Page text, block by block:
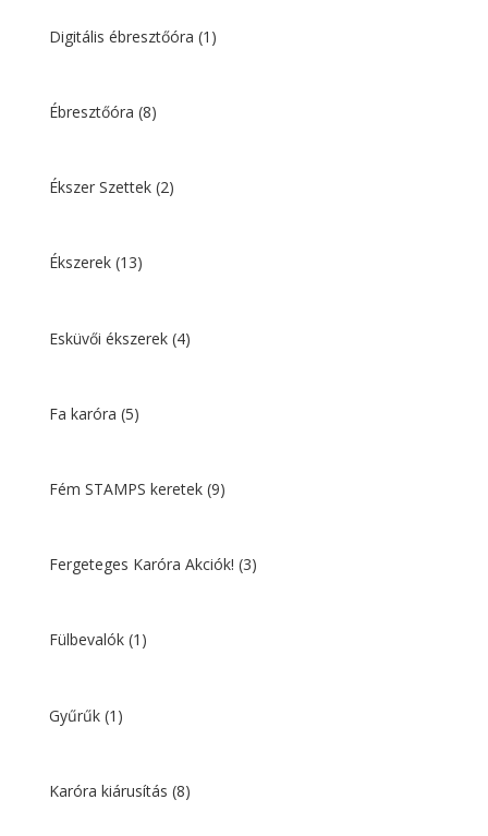
Digitális ébresztőóra (1)
Ébresztőóra (8)
Ékszer Szettek (2)
Ékszerek (13)
Esküvői ékszerek (4)
Fa karóra (5)
Fém STAMPS keretek (9)
Fergeteges Karóra Akciók! (3)
Fülbevalók (1)
Gyűrűk (1)
Karóra kiárusítás (8)